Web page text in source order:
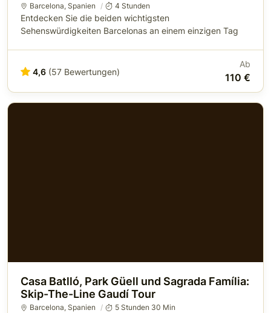
Barcelona, Spanien 4 Stunden
Entdecken Sie die beiden wichtigsten
Sehenswürdigkeiten Barcelonas an einem einzigen Tag
4,6 (57 Bewertungen)
Ab
110 €
Casa Batlló, Park Güell und Sagrada Família:
Skip-The-Line Gaudí Tour
Barcelona, Spanien 5 Stunden 30 Min